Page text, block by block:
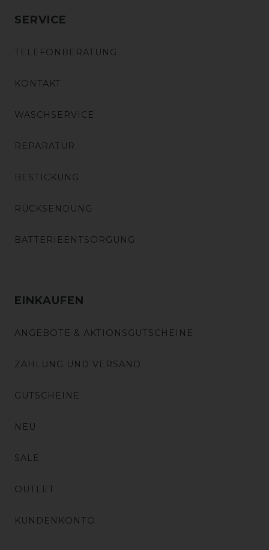
SERVICE
TELEFONBERATUNG
KONTAKT
WASCHSERVICE
REPARATUR
BESTICKUNG
RÜCKSENDUNG
BATTERIEENTSORGUNG
EINKAUFEN
ANGEBOTE & AKTIONSGUTSCHEINE
ZAHLUNG UND VERSAND
GUTSCHEINE
NEU
SALE
OUTLET
KUNDENKONTO